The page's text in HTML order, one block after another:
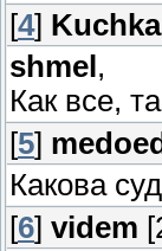
[4]
shmel ,
Как все,
[5] medoed
Какова
[6] videm